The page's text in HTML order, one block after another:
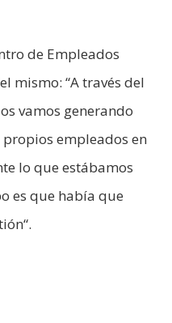
de Empleados
mismo: “A través del
vamos generando
empleados en
lo que estábamos
es que había que